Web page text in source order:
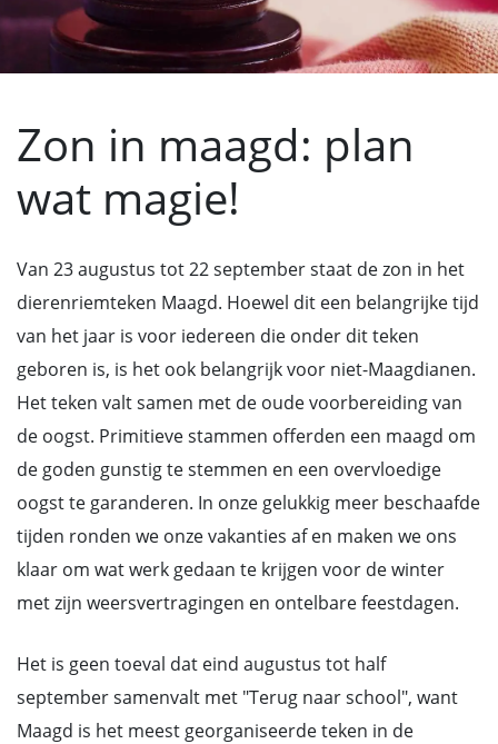
Zon in maagd: plan
wat magie!
Van 23 augustus tot 22 september staat de zon in het
dierenriemteken Maagd. Hoewel dit een belangrijke tijd
van het jaar is voor iedereen die onder dit teken
geboren is, is het ook belangrijk voor niet-Maagdianen.
Het teken valt samen met de oude voorbereiding van
de oogst. Primitieve stammen offerden een maagd om
de goden gunstig te stemmen en een overvloedige
oogst te garanderen. In onze gelukkig meer beschaafde
tijden ronden we onze vakanties af en maken we ons
klaar om wat werk gedaan te krijgen voor de winter
met zijn weersvertragingen en ontelbare feestdagen.
Het is geen toeval dat eind augustus tot half
september samenvalt met "Terug naar school", want
Maagd is het meest georganiseerde teken in de